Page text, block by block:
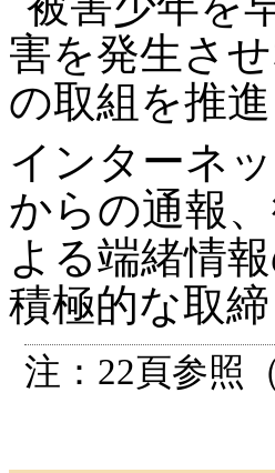
害を発生さ
の取組を推
インターネ
からの通報
よる端緒情
積極的な取
注：22頁参照